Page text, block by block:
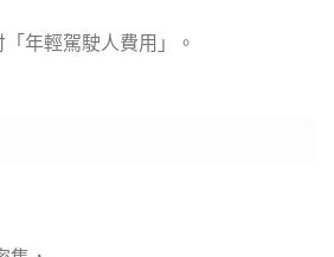
年輕駕駛人費用」。